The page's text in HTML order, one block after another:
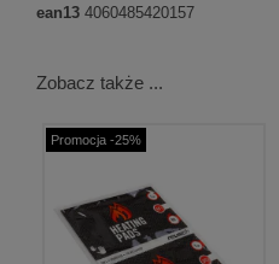
ean13 4060485420157
Zobacz także ...
Promocja -25%